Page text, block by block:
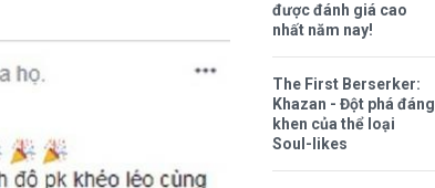
được đánh giá cao
nhất năm nay!
The First Berserker:
Khazan - Đột phá đáng
khen của thể loại
Soul-likes